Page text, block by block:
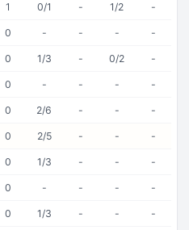
1 0/1 - 1/2 -
0 - - - -
0 1/3 - 0/2 -
0 - - - -
0 2/6 - - -
0 2/5 - - -
0 1/3 - - -
0 - - - -
0 1/3 - - -